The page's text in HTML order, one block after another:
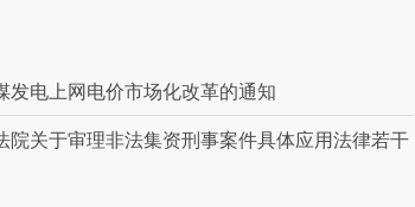
电上网电价市场化改革的通知
关于审理非法集资刑事案件具体应用法律若干